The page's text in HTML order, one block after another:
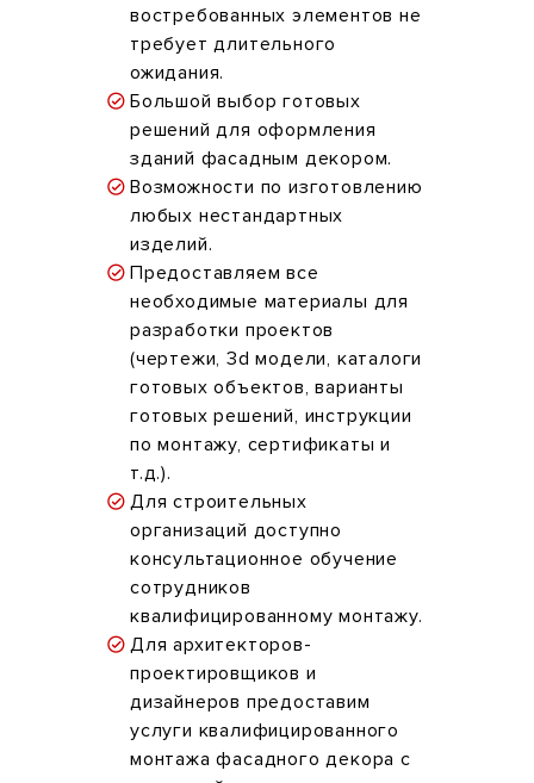
востребованных элементов не
требует длительного
ожидания.
Большой выбор готовых
решений для оформления
зданий фасадным декором.
Возможности по изготовлению
любых нестандартных
изделий.
Предоставляем все
необходимые материалы для
разработки проектов
(чертежи, 3d модели, каталоги
готовых объектов, варианты
готовых решений, инструкции
по монтажу, сертификаты и
т.д.).
Для строительных
организаций доступно
консультационное обучение
сотрудников
квалифицированному монтажу.
Для архитекторов-
проектировщиков и
дизайнеров предоставим
услуги квалифицированного
монтажа фасадного декора с